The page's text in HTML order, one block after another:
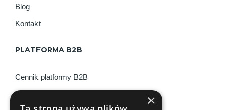
Blog
Kontakt
PLATFORMA B2B
Cennik platformy B2B
Moduł Biznes+
×